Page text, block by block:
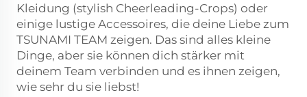
Kleidung (stylish Cheerleading-Crops) oder
einige lustige Accessoires, die deine Liebe zum
TSUNAMI TEAM zeigen. Das sind alles kleine
Dinge, aber sie können dich stärker mit
deinem Team verbinden und es ihnen zeigen,
wie sehr du sie liebst!